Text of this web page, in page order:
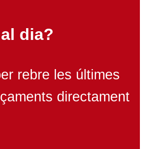
dia?
rebre les últimes
directament